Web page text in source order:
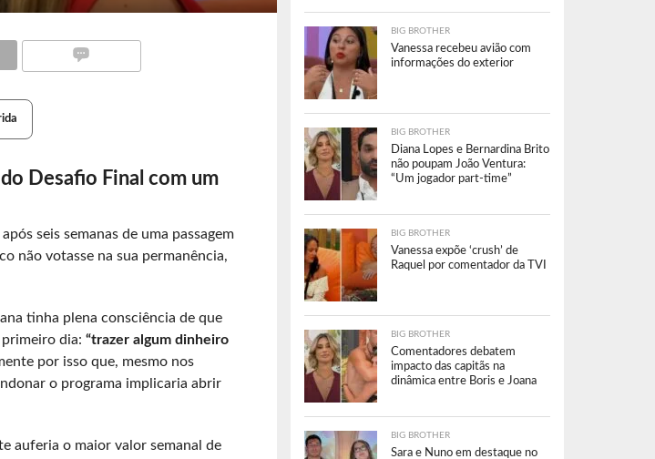
Desafio Final com um
seis semanas de uma passagem
não votasse na sua permanência,
tinha plena consciência de que
dia: “trazer algum dinheiro
por isso que, mesmo nos
o programa implicaria abrir
auferia o maior valor semanal de
BIG BROTHER
Vanessa recebeu avião com
informações do exterior
BIG BROTHER
Diana Lopes e Bernardina Brito
não poupam João Ventura:
“Um jogador part-time”
BIG BROTHER
Vanessa expõe ‘crush’ de
Raquel por comentador da TVI
BIG BROTHER
Comentadores debatem
impacto das capitãs na
dinâmica entre Boris e Joana
BIG BROTHER
Sara e Nuno em destaque no